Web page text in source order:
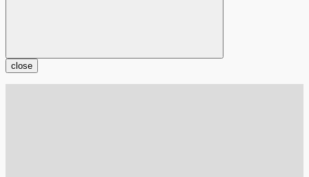
close